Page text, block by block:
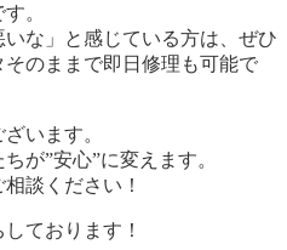
。
いな」と感じている方は、ぜひ
のままで即日修理も可能で
います。
が”安心”に変えます。
談ください！
ております！